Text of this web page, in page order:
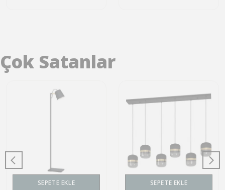
Çok Satanlar
SEPETE EKLE SEPETE EKLE